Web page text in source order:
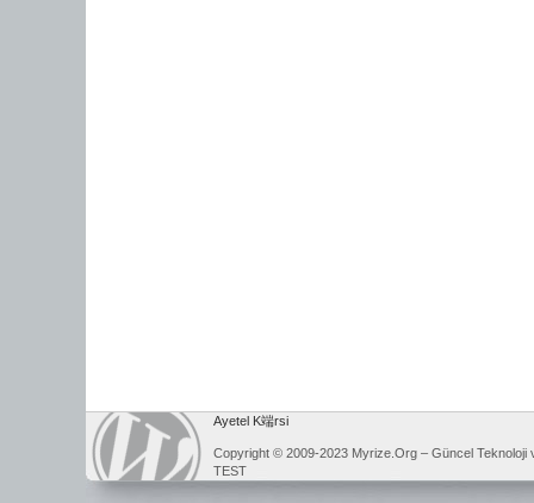
Ayetel K端rsi
Copyright © 2009-2023 Myrize.Org – Güncel Teknoloji
TEST